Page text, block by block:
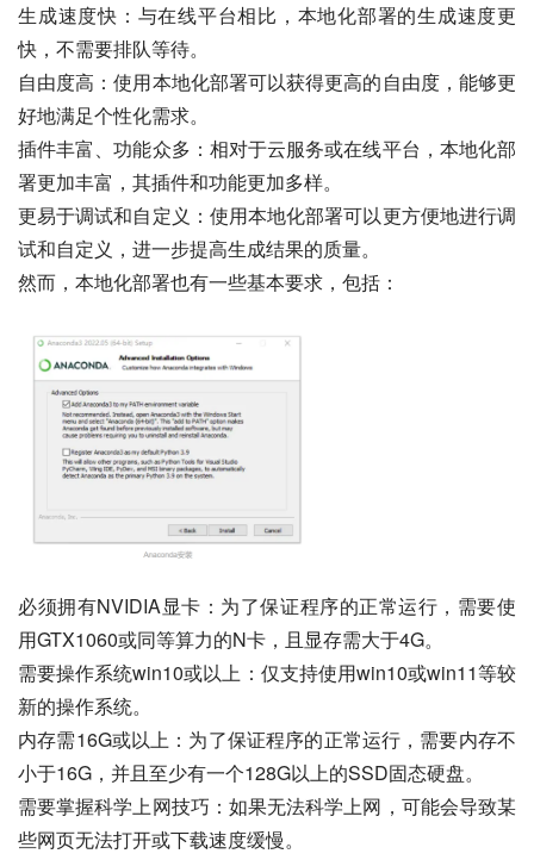
生成速度快：与在线平台相比，本地化部署的生成速度更
快，不需要排队等待。
自由度高：使用本地化部署可以获得更高的自由度，能够更
好地满足个性化需求。
插件丰富、功能众多：相对于云服务或在线平台，本地化部
署更加丰富，其插件和功能更加多样。
更易于调试和自定义：使用本地化部署可以更方便地进行调
试和自定义，进一步提高生成结果的质量。
然而，本地化部署也有一些基本要求，包括：
必须拥有NVIDIA显卡：为了保证程序的正常运行，需要使
用GTX1060或同等算力的N卡，且显存需大于4G。
需要操作系统win10或以上：仅支持使用win10或win11等较
新的操作系统。
内存需16G或以上：为了保证程序的正常运行，需要内存不
小于16G，并且至少有一个128G以上的SSD固态硬盘。
需要掌握科学上网技巧：如果无法科学上网，可能会导致某
些网页无法打开或下载速度缓慢。